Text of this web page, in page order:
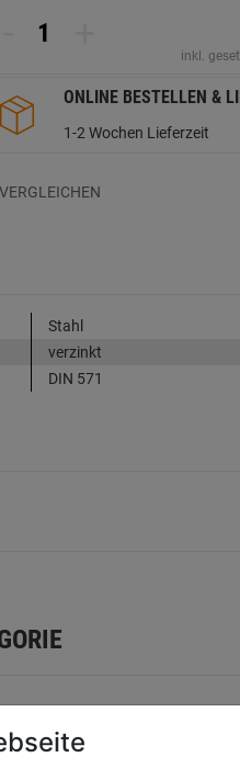
inkl.
ONLINE BESTELLEN &
1-2 Wochen Lieferzeit
VERGLEICHEN
Stahl
verzinkt
DIN 571